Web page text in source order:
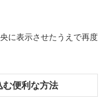
に表示させたうえで再度
む便利な方法